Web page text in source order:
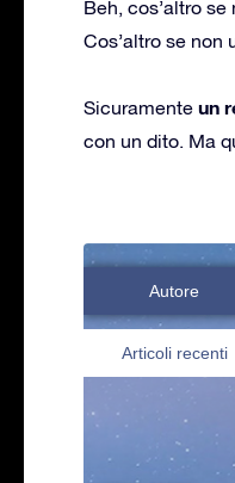
Beh, cos’altro
Cos’altro se non
Sicuramente un
con un dito. Ma
Autore
Articoli recenti